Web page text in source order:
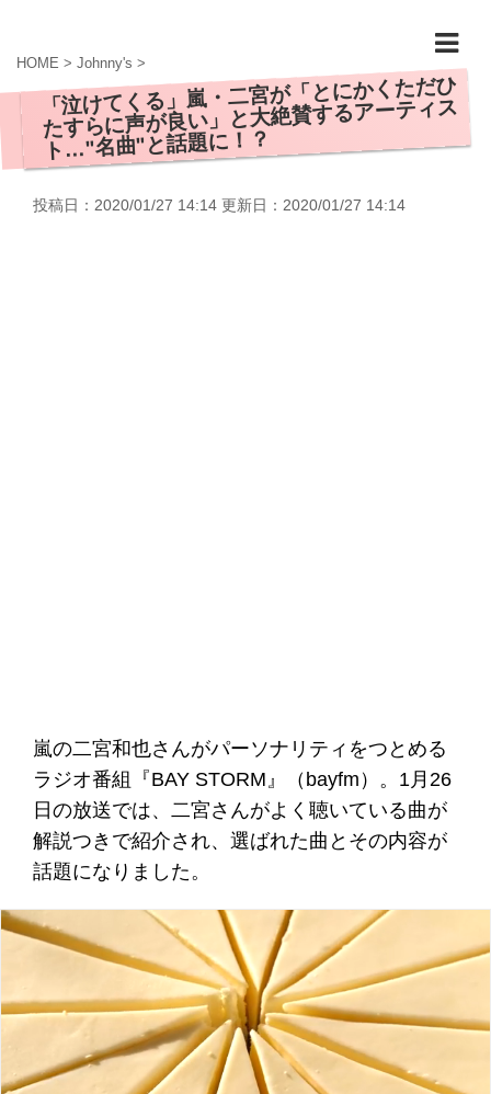
HOME > Johnny's >
「泣けてくる」嵐・二宮が「とにかくただひ
たすらに声が良い」と大絶賛するアーティス
ト…"名曲"と話題に！？
投稿日：2020/01/27 14:14 更新日： 2020/01/27 14:14
嵐の二宮和也さんがパーソナリティをつとめる
ラジオ番組『BAY STORM』（bayfm）。1月26
日の放送では、二宮さんがよく聴いている曲が
解説つきで紹介され、選ばれた曲とその内容が
話題になりました。